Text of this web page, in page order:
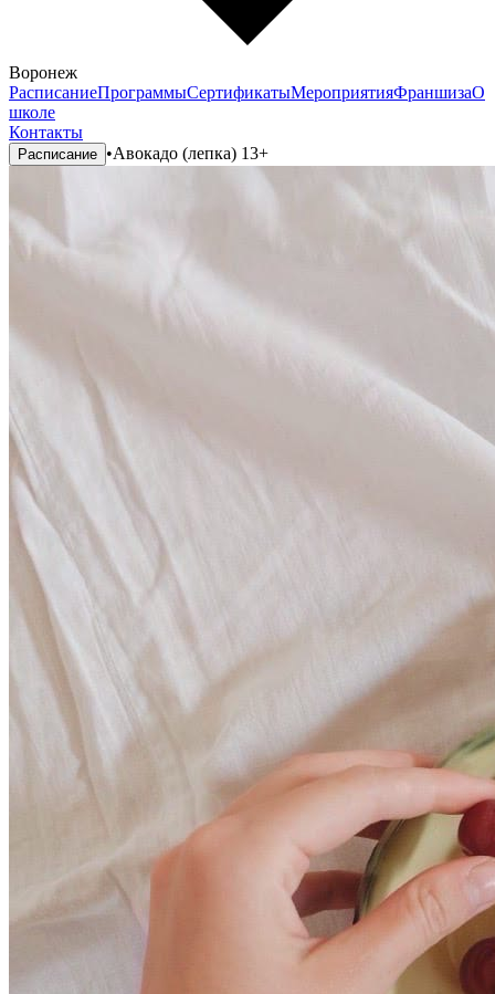
Воронеж
РасписаниеПрограммыСертификатыМероприятияФраншизаО
школе
Контакты
Расписание •Авокадо (лепка) 13+